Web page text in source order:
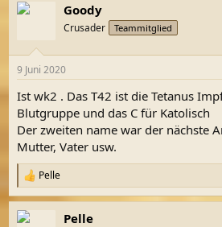
k
e
:
Goody
Crusader Teammitglied
9 Juni 2020
Ist wk2 . Das T42 ist die Tetanus
Blutgruppe und das C für Katolisch
Der zweiten name war der nächste
Mutter, Vater usw.
R
e
a
k
Pelle
Pelle